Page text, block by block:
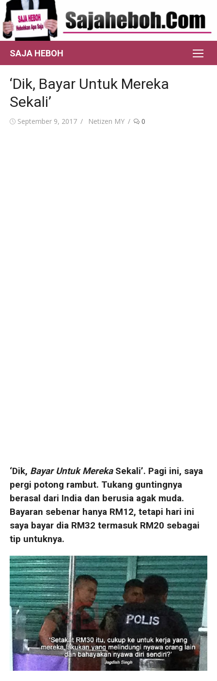
Skip
to
content
SAJA HEBOH
‘Dik, Bayar Untuk Mereka
Sekali’
Posted
September 9, 2017 Author
Netizen MY 0
‘Dik, Bayar Untuk MerekaSekali’. Pagi ini, saya
pergi potong rambut. Tukang guntingnya
berasal dari India dan berusia agak muda.
Bayaran sebenar hanya RM12, tetapi hari ini
saya bayar dia RM32 termasuk RM20 sebagai
tip untuknya.